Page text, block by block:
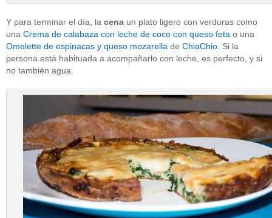
Y para terminar el día, la cena un plato ligero con verduras como
una Crema de calabaza con leche de coco con queso feta o una
Omelette de espinacas y queso mozarella de ChiaChio . Si la
persona está habituada a acompañarlo con leche, es perfecto, y si
no también agua.